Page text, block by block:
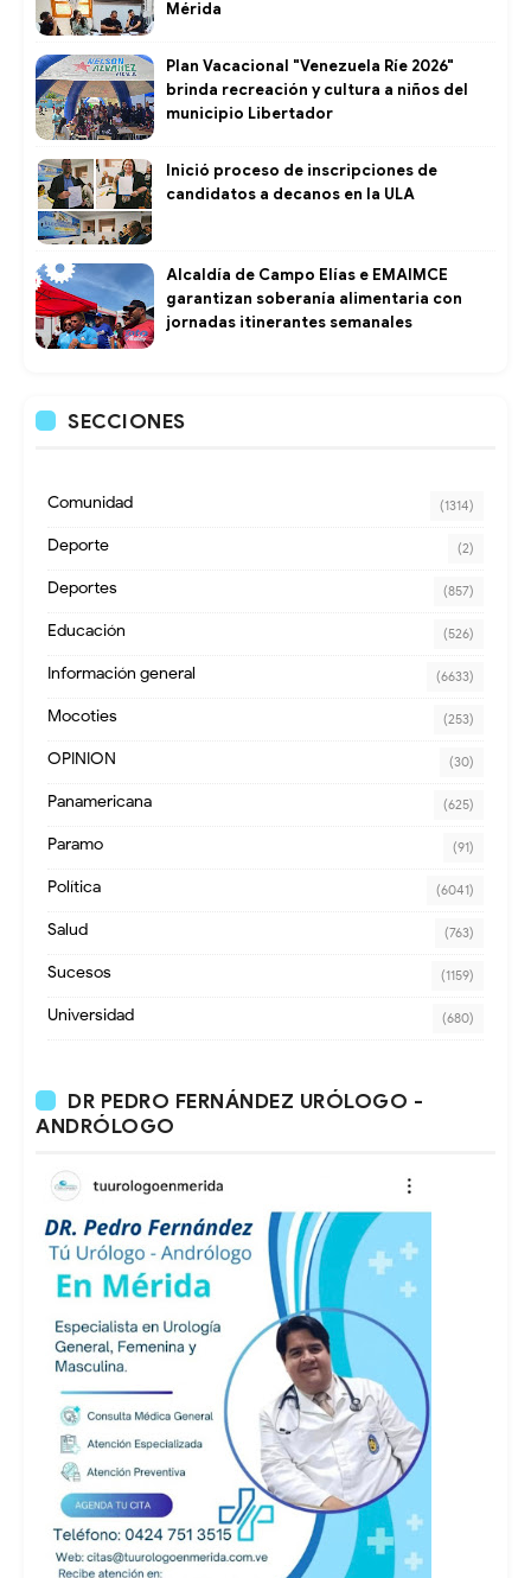
Mérida
Plan Vacacional "Venezuela Ríe 2026"
brinda recreación y cultura a niños del
municipio Libertador
Inició proceso de inscripciones de
candidatos a decanos en la ULA
Alcaldía de Campo Elías e EMAIMCE
garantizan soberanía alimentaria con
jornadas itinerantes semanales
SECCIONES
Comunidad (1314)
Deporte (2)
Deportes (857)
Educación (526)
Información general (6633)
Mocoties (253)
OPINION (30)
Panamericana (625)
Paramo (91)
Política (6041)
Salud (763)
Sucesos (1159)
Universidad (680)
DR PEDRO FERNÁNDEZ URÓLOGO -
ANDRÓLOGO